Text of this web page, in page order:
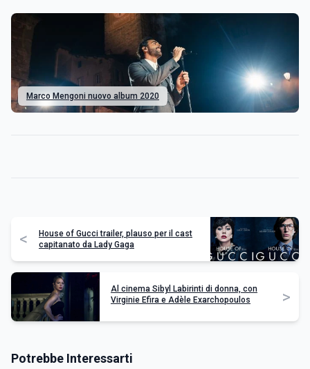
Marco Mengoni nuovo album 2020
<
House of Gucci trailer, plauso per il cast
capitanato da Lady Gaga
Al cinema Sibyl Labirinti di donna, con
Virginie Efira e Adèle Exarchopoulos
>
Potrebbe Interessarti